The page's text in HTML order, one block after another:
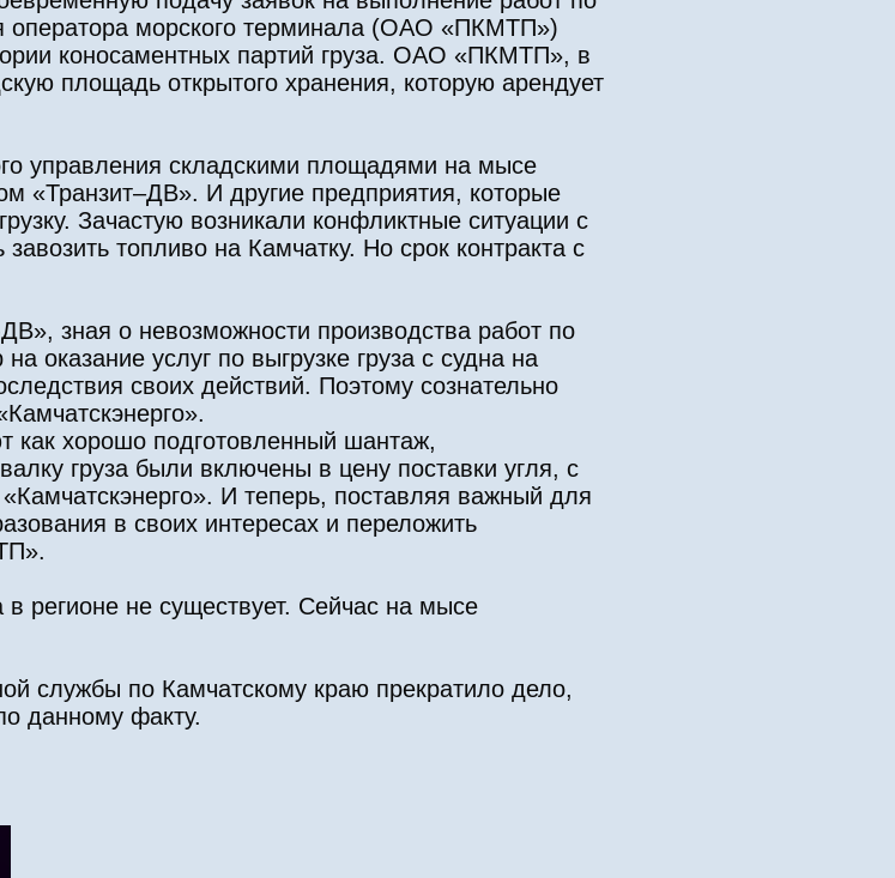
оператора морского терминала (ОАО «ПКМТП»)
коносаментных партий груза. ОАО «ПКМТП», в
площадь открытого хранения, которую арендует
управления складскими площадями на мысе
«Транзит–ДВ». И другие предприятия, которые
Зачастую возникали конфликтные ситуации с
топливо на Камчатку. Но срок контракта с
зная о невозможности производства работ по
оказание услуг по выгрузке груза с судна на
своих действий. Поэтому сознательно
хорошо подготовленный шантаж,
груза были включены в цену поставки угля, с
И теперь, поставляя важный для
в своих интересах и переложить
регионе не существует. Сейчас на мысе
службы по Камчатскому краю прекратило дело,
данному факту.